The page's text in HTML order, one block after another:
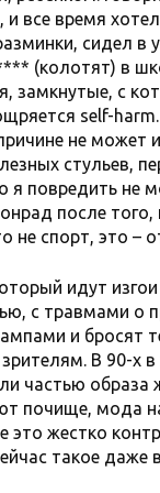
все время
сидел в
(колотят) в
замкнутые, с
self-
не может
стульев,
я повредить не
после
не спорт, это –
идут
с травмами о
и бросят
В 90-х
частью образа
почище, мода
это жестко
такое даже